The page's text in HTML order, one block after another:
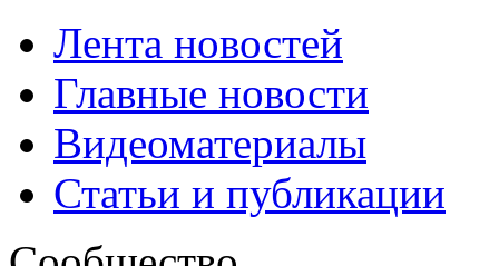
Лента новостей
Главные новости
Видеоматериалы
Статьи и публикации